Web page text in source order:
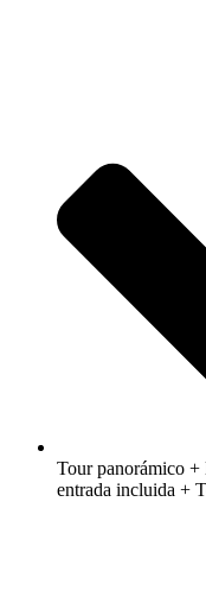
Tour panorámico +
entrada incluida +